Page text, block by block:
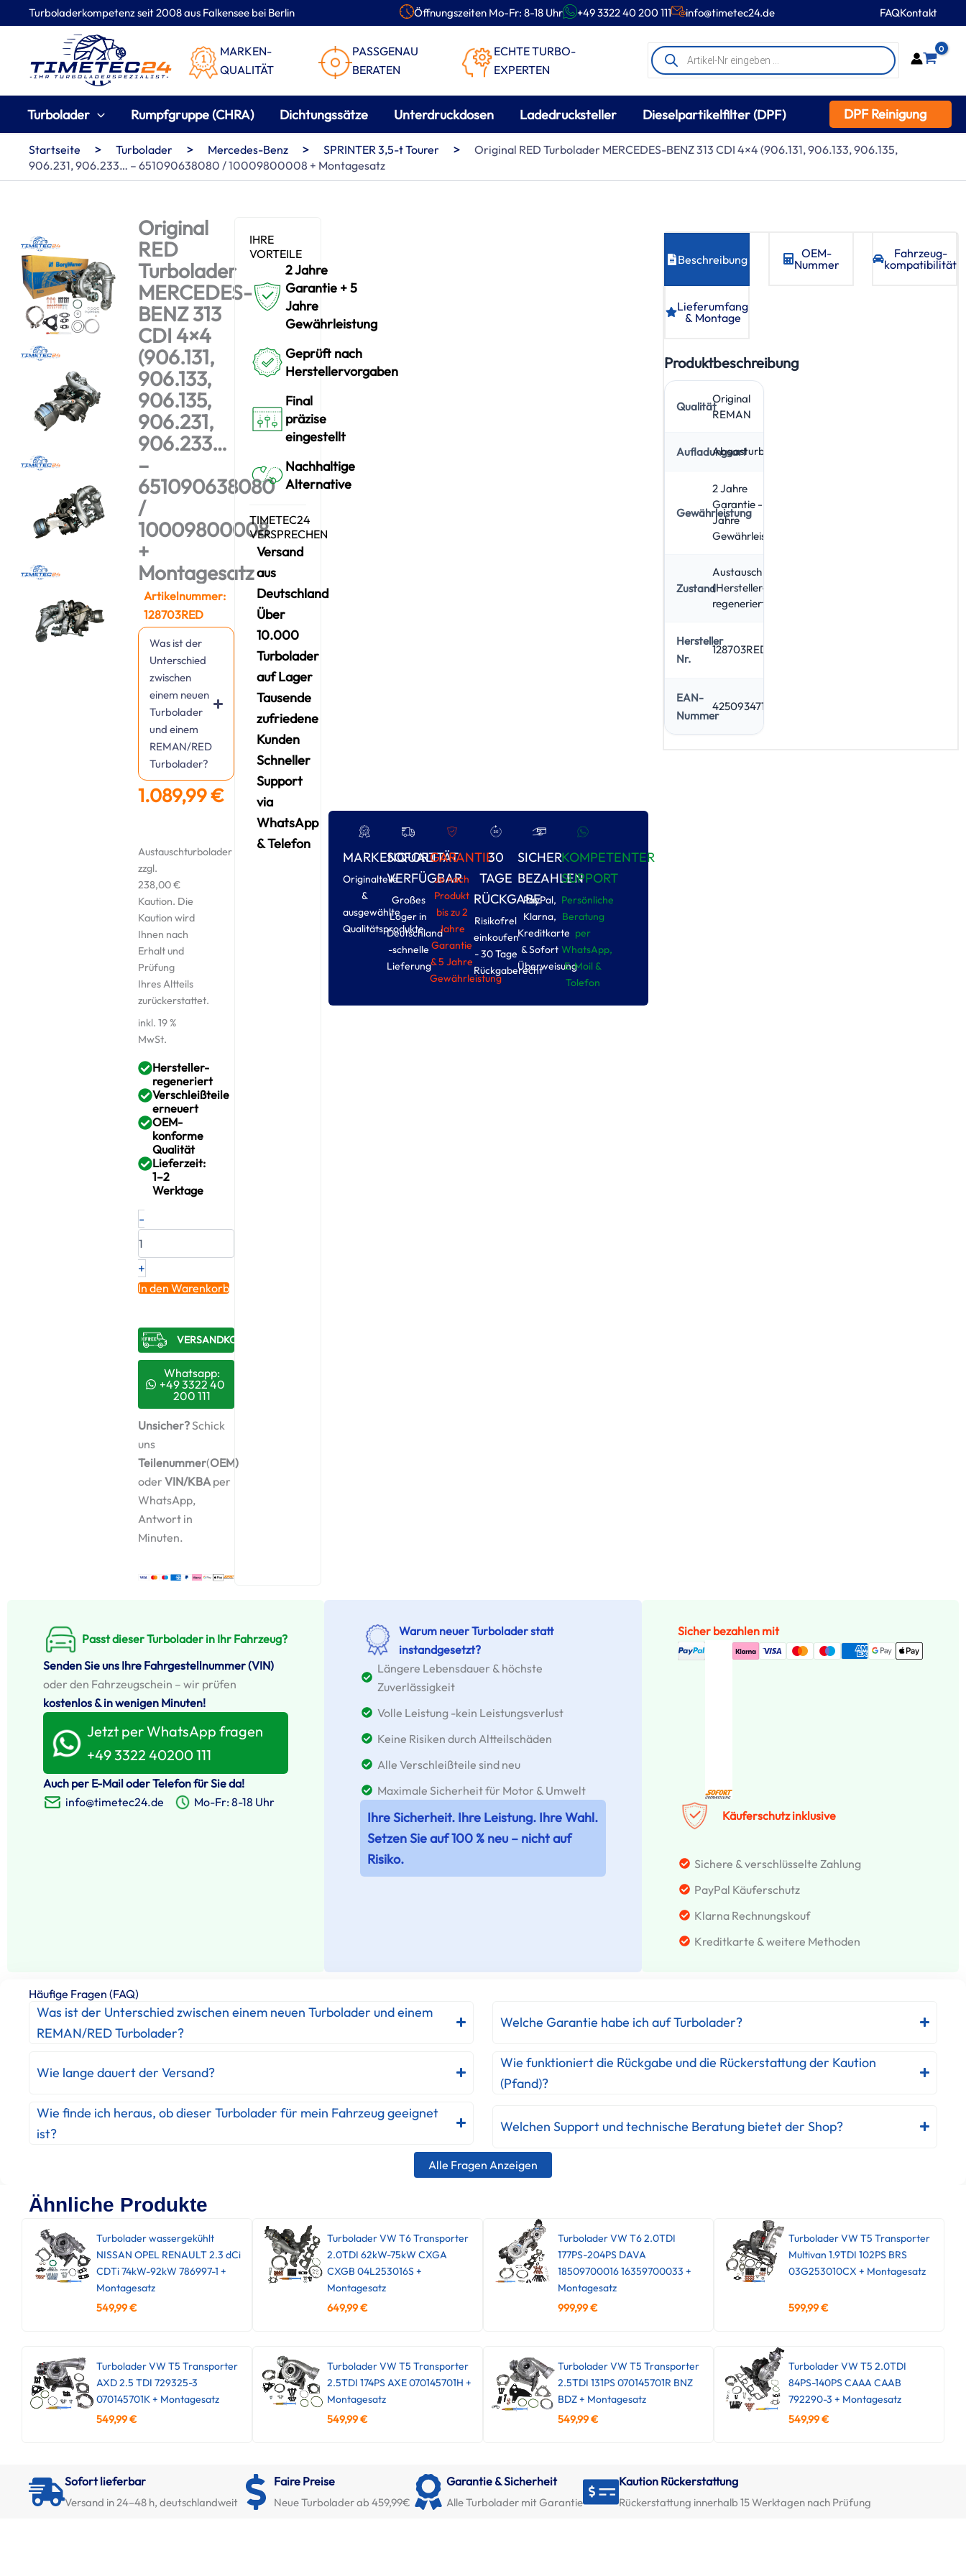
Turboladerkompetenz seit 2008 aus Falkensee bei Berlin Öffnungszeiten Mo-Fr: 8-18 Uhr +49 3322 40 200 111 info@timetec24.de FAQKontakt
MARKEN-
QUALITÄT
PASSGENAU
BERATEN
ECHTE TURBO-
EXPERTEN
Products
search
0
Turbolader Rumpfgruppe (CHRA) Dichtungssätze Unterdruckdosen Ladedrucksteller Dieselpartikelfilter (DPF) DPF Reinigung
Inhalt
Startseite > Turbolader > Mercedes-Benz > SPRINTER 3,5-t Tourer >
Original RED Turbolader MERCEDES-BENZ 313 CDI 4×4 (906.131, 906.133, 906.135,
906.231, 906.233… – 651090638080 / 10009800008 + Montagesatz
Original
RED
Turbolader
MERCEDES-
BENZ 313
CDI 4×4
(906.131,
906.133,
906.135,
906.231,
906.233…
–
651090638080
/
10009800008
+
Montagesatz
Artikelnummer:
128703RED
Was ist der
Unterschied
zwischen
einem neuen
Turbolader
und einem
REMAN/RED
Turbolader?
1.089,99€
Austauschturbolader
zzgl.
238,00€
Kaution. Die
Kaution wird
Ihnen nach
Erhalt und
Prüfung
Ihres Altteils
zurückerstattet.
inkl. 19 %
MwSt.
Hersteller-
regeneriert
Verschleißteile
erneuert
OEM-
konforme
Qualität
Lieferzeit:
1–2
Werktage
-Original
RED
MERCEDES-
BENZ
313
CDI
(906.131,
906.133,
906.135,
906.231,
906.233...
651090638080
/
10009800008
+
Montagesatz
Menge
+
In den Warenkorb
VERSANDKOSTENFREI​
Whatsapp:
+49 3322 40
200 111
Unsicher?Schick
uns
Teilenummer(OEM)
oderVIN/KBA per
WhatsApp,
Antwort in
Minuten.
IHRE
VORTEILE
2 Jahre
Garantie + 5
Jahre
Gewährleistung
Geprüft nach
Herstellervorgaben
Final
präzise
eingestellt
Nachhaltige
Alternative
TIMETEC24
VERSPRECHEN
Versand
aus
Deutschland
Über
10.000
Turbolader
auf Lager
Tausende
zufriedene
Kunden
Schneller
Support
via
WhatsApp
& Telefon
MARKENQUALITÄT
Originalteile
&
ausgewählte
Qualitätsprodukte
SOFORT
VERFÜGBAR
Großes
Loger in
Deutschland
-schnelle
Lieferung
GARANTIE
Je nach
Produkt
bis zu 2
Jahre
Garantie
& 5 Jahre
Gewährleistung
30
TAGE
RÜCKGABE
Risikofrel
einkoufen
- 30 Tage
Rückgaberecht
SICHER
BEZAHLEN
PayPal,
Klarna,
Kreditkarte
& Sofort
Überweisung
KOMPETENTER
SUPPORT
Persönliche
Beratung
per
WhatsApp,
E-Moil &
Tolefon
Beschreibung
OEM-
Nummer
Fahrzeug­
kompatibilität
Lieferumfang
& Montage
Produktbeschreibung
Qualität
Original
REMAN
AufladungsartAbgasturbolader
Gewährleistung
2 Jahre
Garantie - 5
Jahre
Gewährleistung
Zustand
Austausch
(Hersteller-
regeneriert)
Hersteller
Nr.
128703RED
EAN-
Nummer
4250934710308
Passt dieser Turbolader in Ihr Fahrzeug?
Senden Sie uns Ihre Fahrgestellnummer (VIN)
oder den Fahrzeugschein – wir prüfen
kostenlos & in wenigen Minuten!
Jetzt per WhatsApp fragen
+49 3322 40200 111
Auch per E-Mail oder Telefon für Sie da!
info@timetec24.de
Mo-Fr: 8-18 Uhr
Warum neuer Turbolader statt
instandgesetzt?
Längere Lebensdauer & höchste
Zuverlässigkeit
Volle Leistung -kein Leistungsverlust
Keine Risiken durch Altteilschäden
Alle Verschleißteile sind neu
Maximale Sicherheit für Motor & Umwelt
Ihre Sicherheit. Ihre Leistung. Ihre Wahl.
Setzen Sie auf 100 % neu – nicht auf
Risiko.
Sicher bezahlen mit
Käuferschutz inklusive
Sichere & verschlüsselte Zahlung
PayPal Käuferschutz
Klarna Rechnungskouf
Kreditkarte & weitere Methoden
Häufige Fragen (FAQ)
Was ist der Unterschied zwischen einem neuen Turbolader und einem
REMAN/RED Turbolader?
Welche Garantie habe ich auf Turbolader?
Wie lange dauert der Versand?
Wie funktioniert die Rückgabe und die Rückerstattung der Kaution
(Pfand)?
Wie finde ich heraus, ob dieser Turbolader für mein Fahrzeug geeignet
ist?
Welchen Support und technische Beratung bietet der Shop?
Alle Fragen Anzeigen
Ähnliche Produkte
Turbolader wassergekühlt
NISSAN OPEL RENAULT 2.3 dCi
CDTi 74kW-92kW 786997-1 +
Montagesatz
549,99€
Turbolader VW T6 Transporter
2.0TDI 62kW-75kW CXGA
CXGB 04L253016S +
Montagesatz
649,99€
Turbolader VW T6 2.0TDI
177PS-204PS DAVA
18509700016 16359700033 +
Montagesatz
999,99€
Turbolader VW T5 Transporter
Multivan 1.9TDI 102PS BRS
03G253010CX + Montagesatz
599,99€
Turbolader VW T5 Transporter
AXD 2.5 TDI 729325-3
070145701K + Montagesatz
549,99€
Turbolader VW T5 Transporter
2.5TDI 174PS AXE 070145701H +
Montagesatz
549,99€
Turbolader VW T5 Transporter
2.5TDI 131PS 070145701R BNZ
BDZ + Montagesatz
549,99€
Turbolader VW T5 2.0TDI
84PS-140PS CAAA CAAB
792290-3 + Montagesatz
549,99€
Sofort lieferbar
Versand in 24–48 h, deutschlandweit
Faire Preise
Neue Turbolader ab 459,99€
Garantie & Sicherheit
Alle Turbolader mit Garantie
Kaution Rückerstattung
Rückerstattung innerhalb 15 Werktagen nach Prüfung